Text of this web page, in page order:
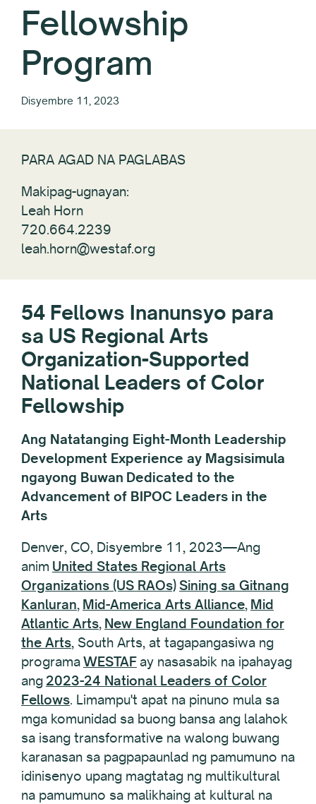
Fellowship
Program
Disyembre 11, 2023
PARA AGAD NA PAGLABAS
Makipag-ugnayan:
Leah Horn
720.664.2239
leah.horn@westaf.org
54 Fellows Inanunsyo para
sa US Regional Arts
Organization-Supported
National Leaders of Color
Fellowship
Ang Natatanging Eight-Month Leadership
Development Experience ay Magsisimula
ngayong Buwan Dedicated to the
Advancement of BIPOC Leaders in the
Arts
Denver, CO, Disyembre 11, 2023—Ang
anim United States Regional Arts
Organizations (US RAOs)Sining sa Gitnang
Kanluran, Mid-America Arts Alliance, Mid
Atlantic Arts, New England Foundation for
the Arts, South Arts, at tagapangasiwa ng
programaWESTAF ay nasasabik na ipahayag
ang 2023-24 National Leaders of Color
Fellows. Limampu't apat na pinuno mula sa
mga komunidad sa buong bansa ang lalahok
sa isang transformative na walong buwang
karanasan sa pagpapaunlad ng pamumuno na
idinisenyo upang magtatag ng multikultural
na pamumuno sa malikhaing at kultural na